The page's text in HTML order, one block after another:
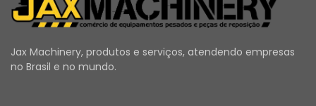
profissional qualificado, seguindo as
orientações do fabricante.
Jax Machinery, produtos e serviços, atendendo empresas
no Brasil e no mundo.